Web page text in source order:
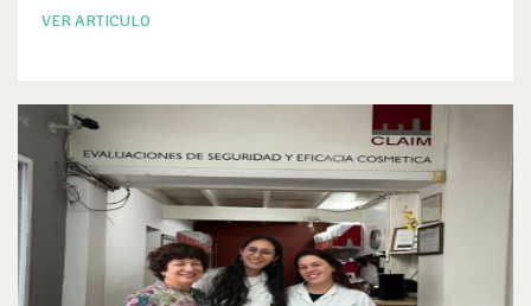
VER ARTICULO